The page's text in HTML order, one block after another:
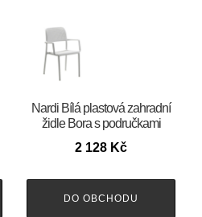
Nardi Bílá plastová zahradní
židle Bora s područkami
2 128 Kč
DO OBCHODU